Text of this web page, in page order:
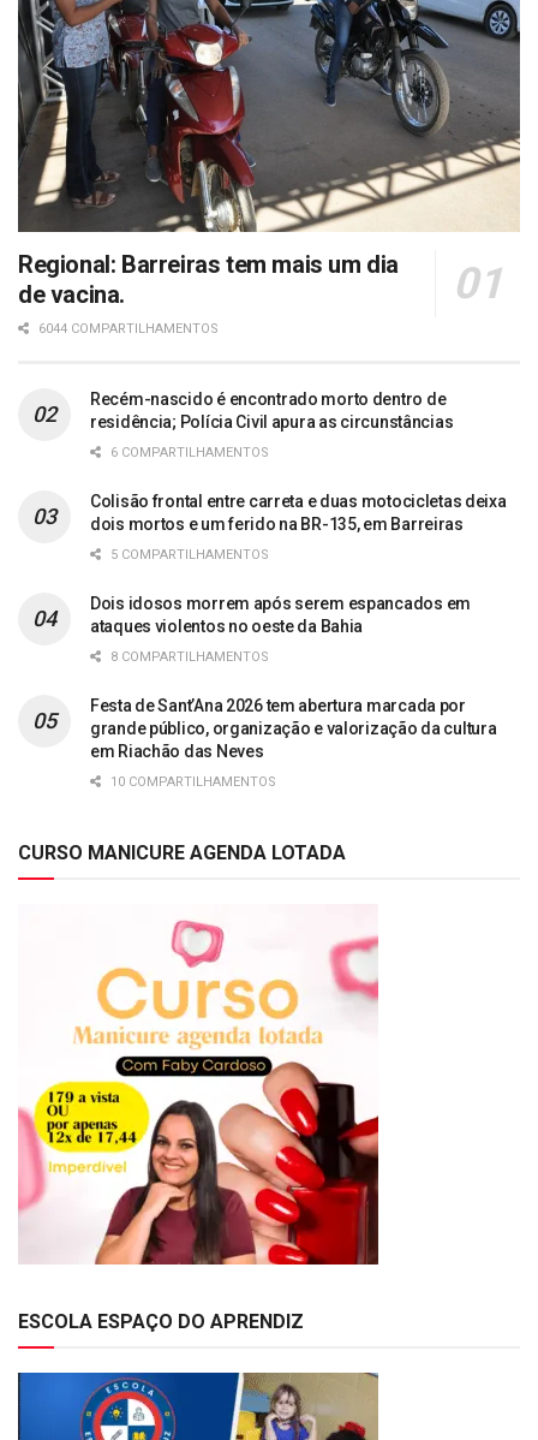
Regional: Barreiras tem mais um dia
de vacina.
6044 COMPARTILHAMENTOS
Recém-nascido é encontrado morto dentro de
residência; Polícia Civil apura as circunstâncias
6 COMPARTILHAMENTOS
Colisão frontal entre carreta e duas motocicletas deixa
dois mortos e um ferido na BR-135, em Barreiras
5 COMPARTILHAMENTOS
Dois idosos morrem após serem espancados em
ataques violentos no oeste da Bahia
8 COMPARTILHAMENTOS
Festa de Sant’Ana 2026 tem abertura marcada por
grande público, organização e valorização da cultura
em Riachão das Neves
10 COMPARTILHAMENTOS
CURSO MANICURE AGENDA LOTADA
ESCOLA ESPAÇO DO APRENDIZ